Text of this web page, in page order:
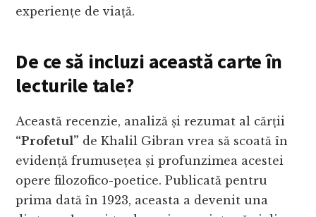
experiențe de viață.
De ce să incluzi această carte în
lecturile tale?
Această recenzie, analiză și rezumat al cărții
“Profetul” de Khalil Gibran vrea să scoată în
evidență frumusețea și profunzimea acestei
opere filozofico-poetice. Publicată pentru
prima dată în 1923, aceasta a devenit una